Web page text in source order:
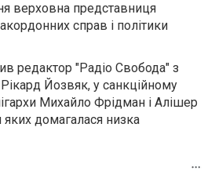
верховна представниця
справ і політики
редактор "Радіо Свобода" з
Йозвяк, у санкційному
Михайло Фрідман і Алішер
домагалася низка